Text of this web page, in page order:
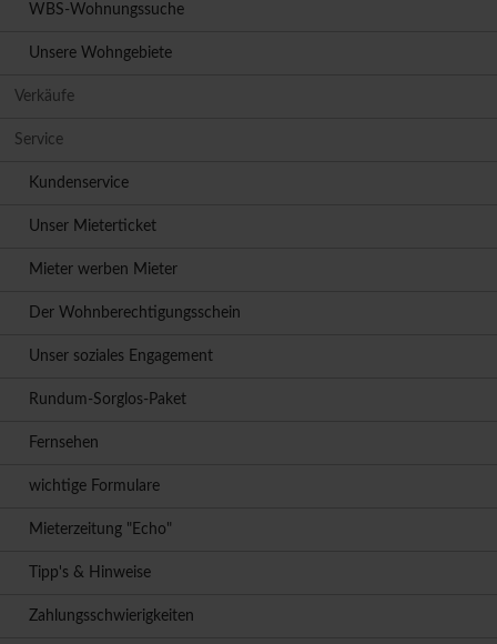
WBS-Wohnungssuche
Unsere Wohngebiete
Verkäufe
Service
Kundenservice
Unser Mieterticket
Mieter werben Mieter
Der Wohnberechtigungsschein
Unser soziales Engagement
Rundum-Sorglos-Paket
Fernsehen
wichtige Formulare
Mieterzeitung "Echo"
Tipp's & Hinweise
Zahlungsschwierigkeiten